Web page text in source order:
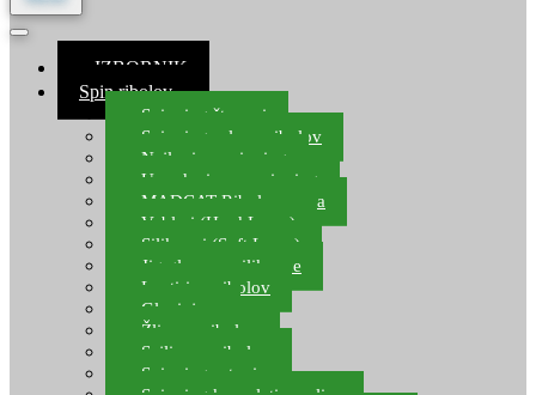
≡ IZBORNIK
Spin ribolov
Spinning štapovi
Spinning role za ribolov
Najloni za spinning
Upredenice za spinning
MADCAT Ribolov soma
Vobleri (Hard Lures)
Silikonci (Soft Lures)
Jig glave za silikonce
Leptiri za ribolov
Glavinjare
Žlice za ribolov
Sajlice za ribolov
Spinning setovi